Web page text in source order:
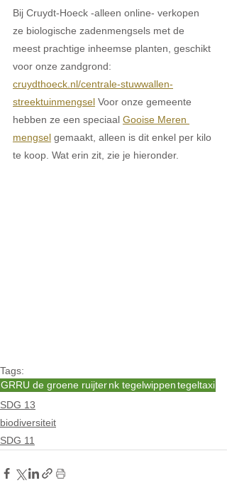
Bij Cruydt-Hoeck -alleen online- verkopen
ze biologische zadenmengsels met de
meest prachtige inheemse planten, geschikt
voor onze zandgrond:
cruydthoeck.nl/centrale-stuwwallen-
streektuinmengsel Voor onze gemeente
hebben ze een speciaal Gooise Meren
mengsel gemaakt, alleen is dit enkel per kilo
te koop. Wat erin zit, zie je hieronder.
Tags:
GRRU de groene ruijternk tegelwippentegeltaxi
SDG 13
biodiversiteit
SDG 11